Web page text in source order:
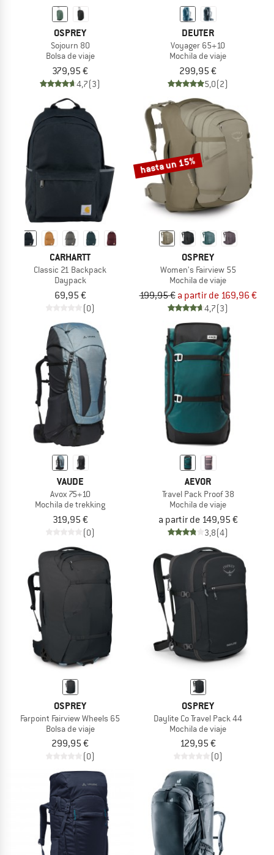
OSPREY
Sojourn 80
Bolsa de viaje
379,95 €
4,7(3)
DEUTER
Voyager 65+10
Mochila de viaje
299,95 €
5,0(2)
CARHARTT
Classic 21 Backpack
Daypack
69,95 €
(0)
hasta un 15%
OSPREY
Women's Fairview 55
Mochila de viaje
199,95 € a partir de 169,96 €
4,7(3)
VAUDE
Avox 75+10
Mochila de trekking
319,95 €
(0)
AEVOR
Travel Pack Proof 38
Mochila de viaje
a partir de 149,95 €
3,8(4)
OSPREY
Farpoint Fairview Wheels 65
Bolsa de viaje
299,95 €
(0)
OSPREY
Daylite Co Travel Pack 44
Mochila de viaje
129,95 €
(0)